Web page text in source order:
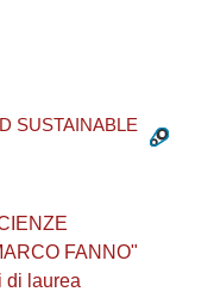
SUSTAINABLE
FANNO"
di laurea